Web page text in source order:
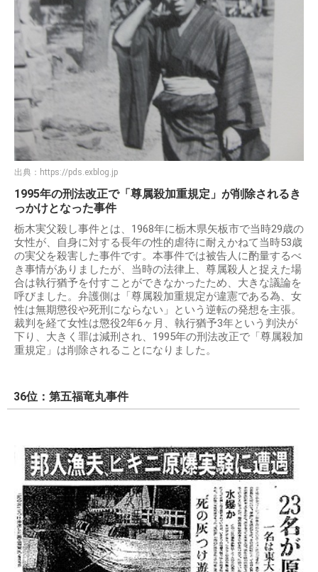
出典： https://pds.exblog.jp
1995年の刑法改正で「尊属殺加重規定」が削除されるき
っかけとなった事件
栃木実父殺し事件とは、1968年に栃木県矢板市で当時29歳の
女性が、自身に対する長年の性的虐待に耐えかねて当時53歳
の実父を殺害した事件です。本事件では被告人に酌量するべ
き事情がありましたが、当時の法律上、尊属殺人と捉えた場
合は執行猶予を付すことができなかったため、大きな議論を
呼びました。弁護側は「尊属殺加重規定が違憲である為、女
性は無期懲役や死刑にならない」という逆転の発想を主張。
裁判を経て女性は懲役2年6ヶ月、執行猶予3年という判決が
下り、大きく罪は減刑され、1995年の刑法改正で「尊属殺加
重規定」は削除されることになりました。
36位：第五福竜丸事件